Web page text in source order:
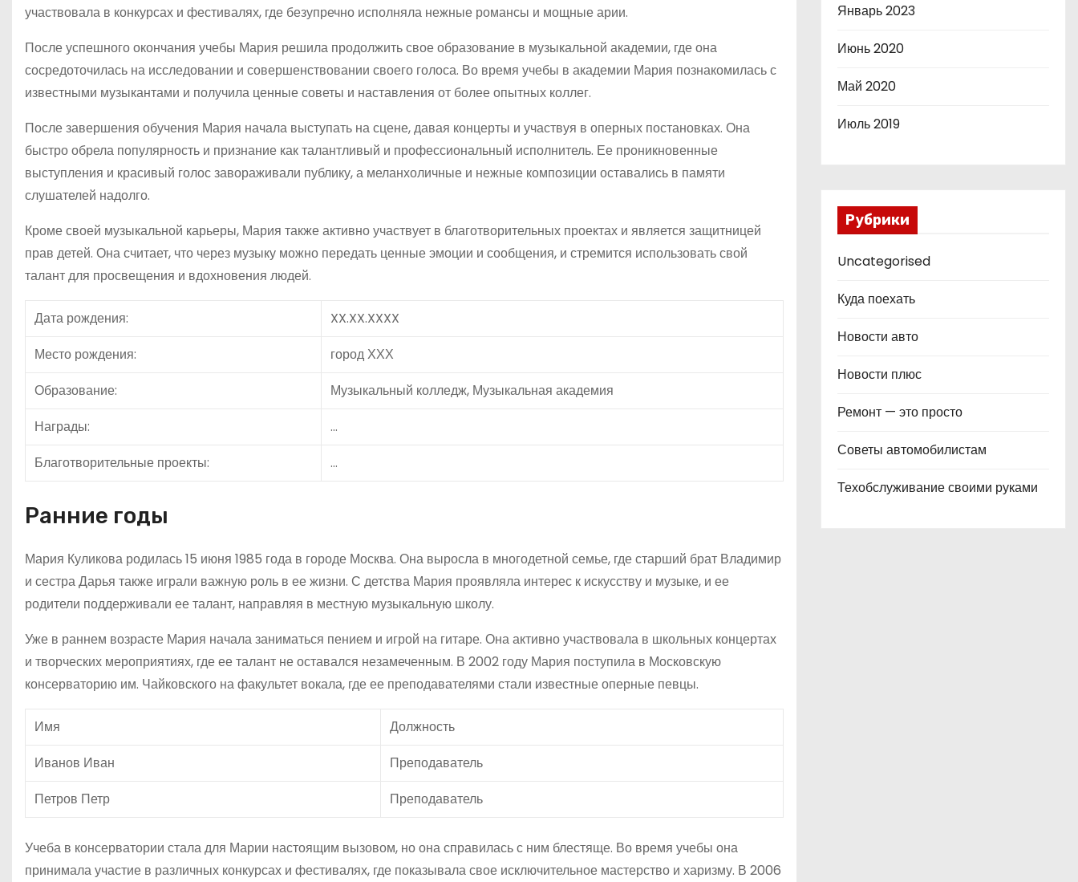
участвовала в конкурсах и фестивалях, где безупречно исполняла нежные романсы и мощные арии.
После успешного окончания учебы Мария решила продолжить свое образование в музыкальной академии, где она
сосредоточилась на исследовании и совершенствовании своего голоса. Во время учебы в академии Мария познакомилась с
известными музыкантами и получила ценные советы и наставления от более опытных коллег.
После завершения обучения Мария начала выступать на сцене, давая концерты и участвуя в оперных постановках. Она
быстро обрела популярность и признание как талантливый и профессиональный исполнитель. Ее проникновенные
выступления и красивый голос завораживали публику, а меланхоличные и нежные композиции оставались в памяти
слушателей надолго.
Кроме своей музыкальной карьеры, Мария также активно участвует в благотворительных проектах и является защитницей
прав детей. Она считает, что через музыку можно передать ценные эмоции и сообщения, и стремится использовать свой
талант для просвещения и вдохновения людей.
Дата рождения:
XX.XX.XXXX
Место рождения:
город ХХХ
Образование:
Музыкальный колледж, Музыкальная академия
Награды:
…
Благотворительные проекты:
…
Ранние годы
Мария Куликова родилась 15 июня 1985 года в городе Москва. Она выросла в многодетной семье, где старший брат Владимир
и сестра Дарья также играли важную роль в ее жизни. С детства Мария проявляла интерес к искусству и музыке, и ее
родители поддерживали ее талант, направляя в местную музыкальную школу.
Уже в раннем возрасте Мария начала заниматься пением и игрой на гитаре. Она активно участвовала в школьных концертах
и творческих мероприятиях, где ее талант не оставался незамеченным. В 2002 году Мария поступила в Московскую
консерваторию им. Чайковского на факультет вокала, где ее преподавателями стали известные оперные певцы.
Имя
Должность
Иванов Иван
Преподаватель
Петров Петр
Преподаватель
Учеба в консерватории стала для Марии настоящим вызовом, но она справилась с ним блестяще. Во время учебы она
принимала участие в различных конкурсах и фестивалях, где показывала свое исключительное мастерство и харизму. В 2006
Январь 2023
Июнь 2020
Май 2020
Июль 2019
Рубрики
Uncategorised
Куда поехать
Новости авто
Новости плюс
Ремонт — это просто
Советы автомобилистам
Техобслуживание своими руками